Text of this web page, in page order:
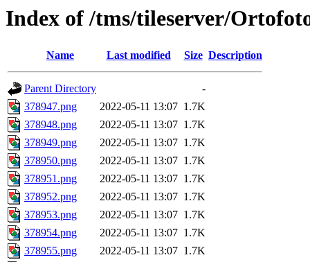
Index of /tms/tileserver/
Name Last modified Size Description
Parent Directory
-
378947.png
2022-05-11 13:07 1.7K
378948.png
2022-05-11 13:07 1.7K
378949.png
2022-05-11 13:07 1.7K
378950.png
2022-05-11 13:07 1.7K
378951.png
2022-05-11 13:07 1.7K
378952.png
2022-05-11 13:07 1.7K
378953.png
2022-05-11 13:07 1.7K
378954.png
2022-05-11 13:07 1.7K
378955.png
2022-05-11 13:07 1.7K